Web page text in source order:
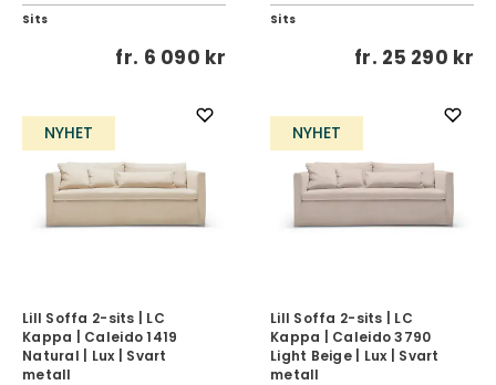
Sits
fr. 6 090 kr
Sits
fr. 25 290 kr
NYHET
Lill Soffa 2-sits | LC
Kappa | Caleido 1419
Natural | Lux | Svart
metall
NYHET
Lill Soffa 2-sits | LC
Kappa | Caleido 3790
Light Beige | Lux | Svart
metall